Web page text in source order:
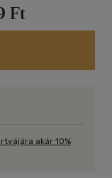
arról, hogy
mindenki fog
a
súlyos
Ft
akár 10%